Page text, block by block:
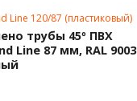
Line 120/87 (пластиковый)
трубы 45º ПВХ
Line 87 мм, RAL 9003